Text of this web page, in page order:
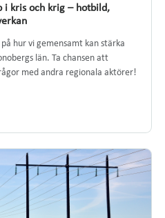
i kris och krig – hotbild,
hur vi gemensamt kan stärka
län. Ta chansen att
med andra regionala aktörer!